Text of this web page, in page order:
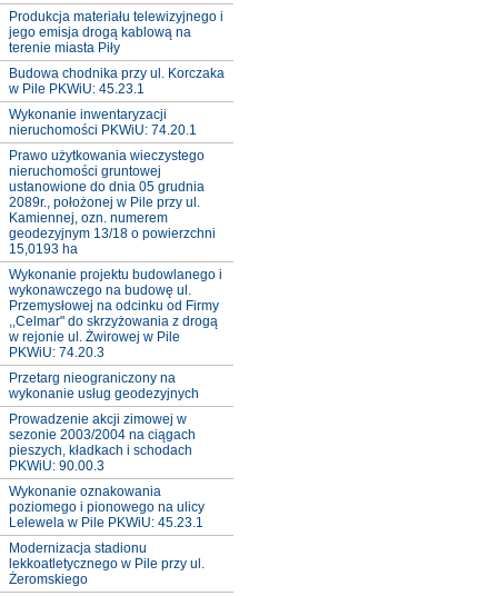
Produkcja materiału telewizyjnego i
jego emisja drogą kablową na
terenie miasta Piły
Budowa chodnika przy ul. Korczaka
w Pile PKWiU: 45.23.1
Wykonanie inwentaryzacji
nieruchomości PKWiU: 74.20.1
Prawo użytkowania wieczystego
nieruchomości gruntowej
ustanowione do dnia 05 grudnia
2089r., położonej w Pile przy ul.
Kamiennej, ozn. numerem
geodezyjnym 13/18 o powierzchni
15,0193 ha
Wykonanie projektu budowlanego i
wykonawczego na budowę ul.
Przemysłowej na odcinku od Firmy
,,Celmar" do skrzyżowania z drogą
w rejonie ul. Żwirowej w Pile
PKWiU: 74.20.3
Przetarg nieograniczony na
wykonanie usług geodezyjnych
Prowadzenie akcji zimowej w
sezonie 2003/2004 na ciągach
pieszych, kładkach i schodach
PKWiU: 90.00.3
Wykonanie oznakowania
poziomego i pionowego na ulicy
Lelewela w Pile PKWiU: 45.23.1
Modernizacja stadionu
lekkoatletycznego w Pile przy ul.
Żeromskiego